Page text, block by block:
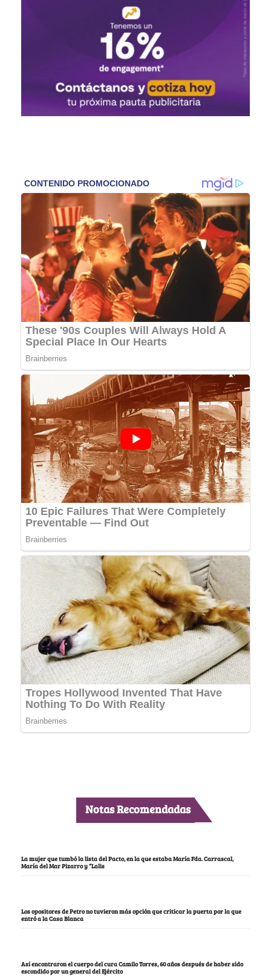
Notas Recomendadas
La mujer que tumbó la lista del Pacto, en la que estaba María Fda. Carrascal,
María del Mar Pizarro y “Lalis
Los opositores de Petro no tuvieron más opción que criticar la puerta por la que
entró a la Casa Blanca
Así encontraron el cuerpo del cura Camilo Torres, 60 años después de haber sido
escondido por un general del Ejército